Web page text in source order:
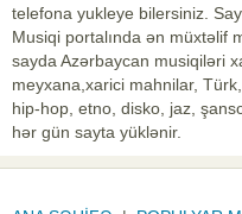
telefona yukleye bilersiniz.
Musiqi portalında ən müxtəlif
sayda Azərbaycan musiqiləri
meyxana,xarici mahnilar,
hip-hop, etno, disko, jaz,
hər gün sayta yüklənir.